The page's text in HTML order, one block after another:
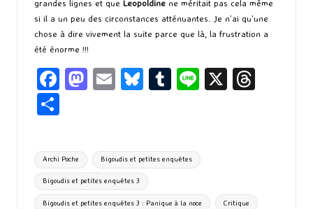
grandes lignes et que Leopoldine ne méritait pas cela même
si il a un peu des circonstances atténuantes. Je n’ai qu’une
chose à dire vivement la suite parce que là, la frustration a
été énorme !!!
Fa
o
o
k
M
d
o
n
E
l
Bl
ky
T
bl
r
Li X
ta
g
er
Tags:
Archi Poche Bigoudis et petites enquêtes
Bigoudis et petites enquêtes 3
Bigoudis et petites enquêtes 3 : Panique à la noce Critique